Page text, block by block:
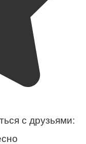
с друзьями: